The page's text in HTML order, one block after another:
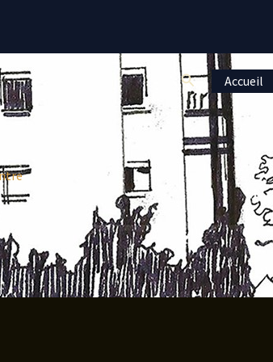
Rechercher
Accueil